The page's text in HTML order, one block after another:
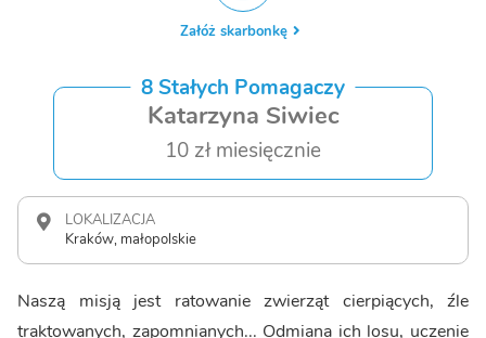
Załóż skarbonkę
8 Stałych Pomagaczy
Katarzyna Siwiec
10 zł miesięcznie
LOKALIZACJA
Kraków, małopolskie
Naszą misją jest ratowanie zwierząt cierpiących, źle
traktowanych, zapomnianych... Odmiana ich losu, uczenie